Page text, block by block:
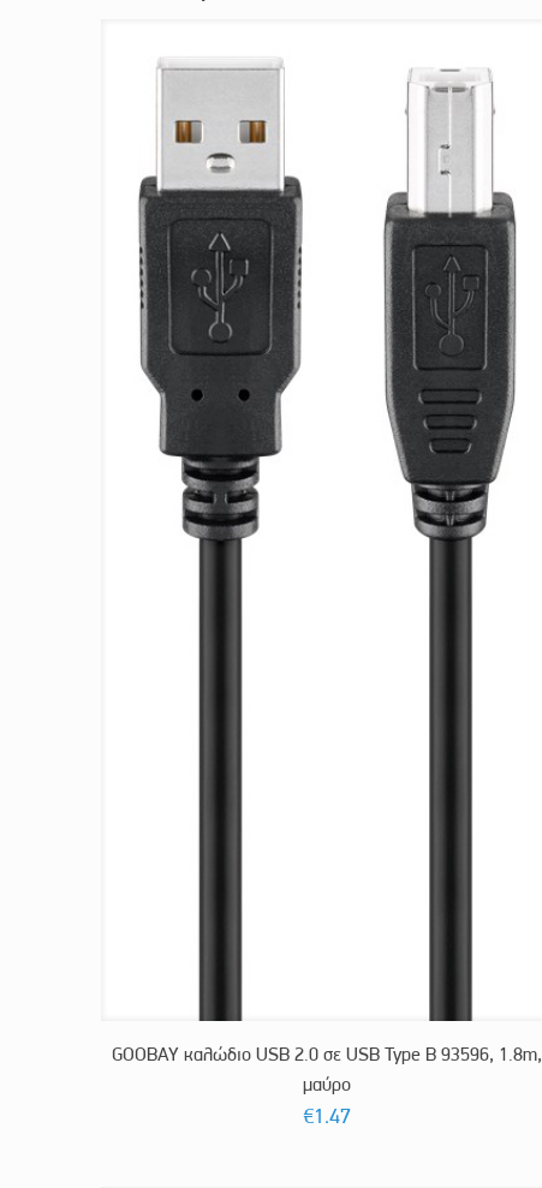
GOOBAY καλώδιο USB 2.0 σε USB Type B 93596, 1.8m,
μαύρο
€1.47